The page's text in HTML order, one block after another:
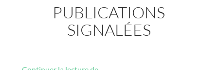
PUBLICATIONS
SIGNALÉES